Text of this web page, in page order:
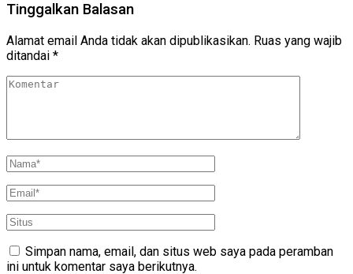
Tinggalkan Balasan
Alamat email Anda tidak akan dipublikasikan. Ruas yang wajib
ditandai *
Simpan nama, email, dan situs web saya pada peramban
ini untuk komentar saya berikutnya.